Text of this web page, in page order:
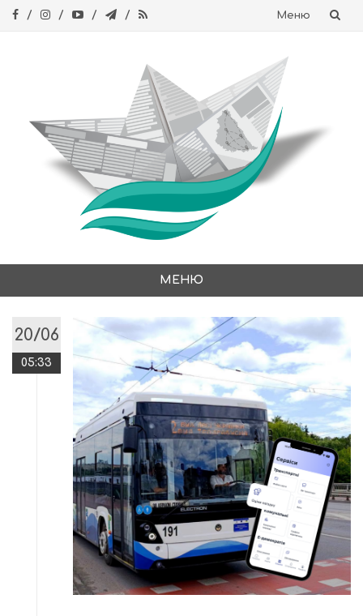
Меню
МЕНЮ
content
20/06
05:33